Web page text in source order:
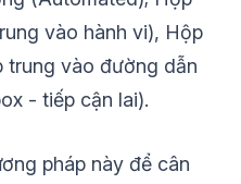
vào hành vi), Hộp
vào đường dẫn
- tiếp cận lai).
pháp này để cân